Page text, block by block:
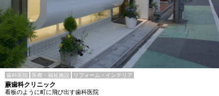
歯科医院 医療・福祉施設 リフォーム・インテリア
蕨歯科クリニック
看板のように町に飛び出す歯科医院